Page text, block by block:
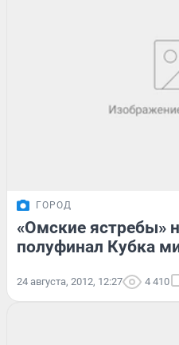
ГОРОД
«Омские ястребы»
полуфинал Кубка
24 августа, 2012, 12:27 4 410